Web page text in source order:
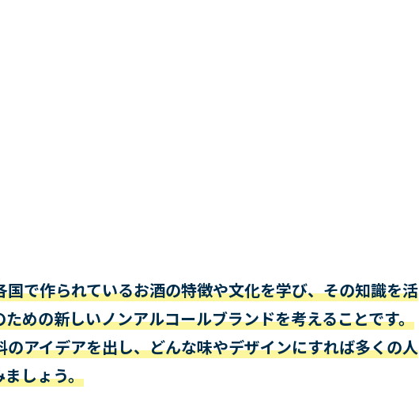
で作られているお酒の特徴や文化を学び、その知識を活
めの新しいノンアルコールブランドを考えることです。
アイデアを出し、どんな味やデザインにすれば多くの人
しょう。